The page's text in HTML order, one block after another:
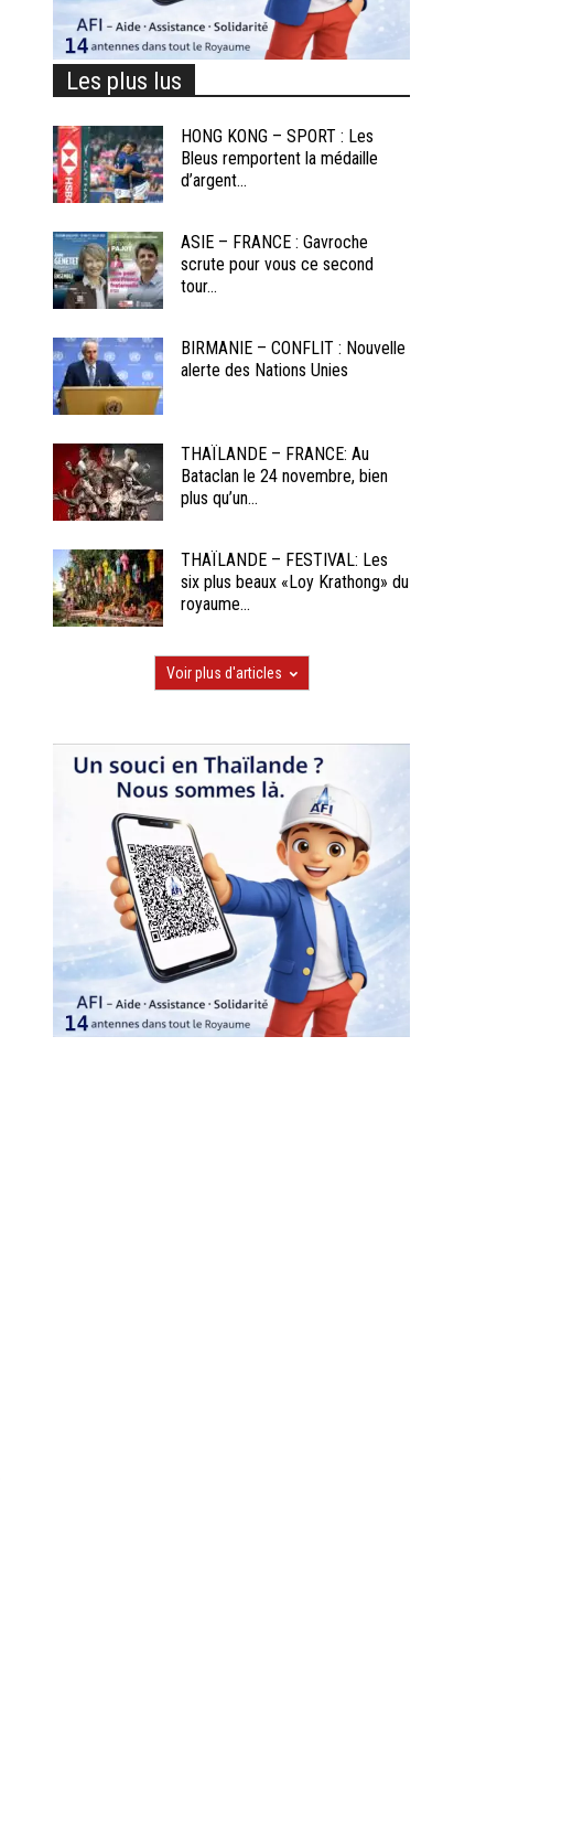
Les plus lus
HONG KONG – SPORT : Les
Bleus remportent la médaille
d’argent...
ASIE – FRANCE : Gavroche
scrute pour vous ce second
tour...
BIRMANIE – CONFLIT : Nouvelle
alerte des Nations Unies
THAÏLANDE – FRANCE: Au
Bataclan le 24 novembre, bien
plus qu’un...
THAÏLANDE – FESTIVAL: Les
six plus beaux «Loy Krathong» du
royaume...
Voir plus d'articles